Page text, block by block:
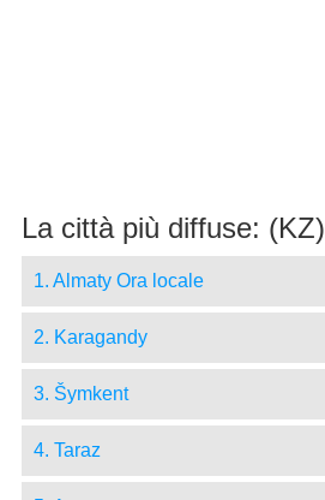
La città più diffuse: (KZ)
1. Almaty Ora locale
2. Karagandy
3. Šymkent
4. Taraz